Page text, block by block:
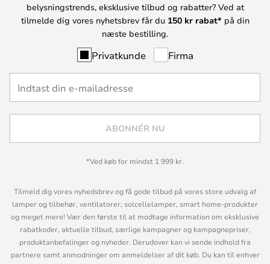
belysningstrends, eksklusive tilbud og rabatter? Ved at
tilmelde dig vores nyhetsbrev får du 150 kr rabat* på din
næste bestilling.
Privatkunde Firma
ABONNÉR NU
*Ved køb for mindst 1 999 kr.
Tilmeld dig vores nyhedsbrev og få gode tilbud på vores store udvalg af
lamper og tilbehør, ventilatorer, solcellelamper, smart home-produkter
og meget mere! Vær den første til at modtage information om eksklusive
rabatkoder, aktuelle tilbud, særlige kampagner og kampagnepriser,
produktanbefalinger og nyheder. Derudover kan vi sende indhold fra
partnere samt anmodninger om anmeldelser af dit køb. Du kan til enhver